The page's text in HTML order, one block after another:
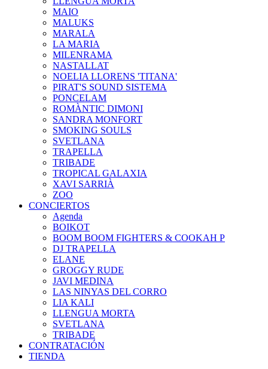
MAIO
MALUKS
MARALA
LA MARIA
MILENRAMA
NASTALLAT
NOELIA LLORENS 'TITANA'
PIRAT'S SOUND SISTEMA
PONCELAM
ROMÀNTIC DIMONI
SANDRA MONFORT
SMOKING SOULS
SVETLANA
TRAPELLA
TRIBADE
TROPICAL GALAXIA
XAVI SARRIÀ
ZOO
CONCIERTOS
Agenda
BOIKOT
BOOM BOOM FIGHTERS & COOKAH P
DJ TRAPELLA
ELANE
GROGGY RUDE
JAVI MEDINA
LAS NINYAS DEL CORRO
LIA KALI
LLENGUA MORTA
SVETLANA
TRIBADE
CONTRATACIÓN
TIENDA